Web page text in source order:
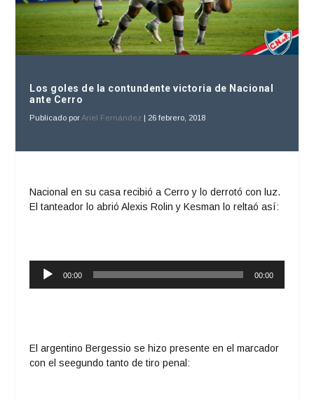
Los goles de la contundente victoria de Nacional
ante Cerro
Publicado porAriel Fernández | 26 febrero, 2018
Nacional en su casa recibió a Cerro y lo derrotó con luz.
El tanteador lo abrió Alexis Rolin y Kesman lo reltaó así:
Reproductor
00:00 00:00
El argentino Bergessio se hizo presente en el marcador
con el seegundo tanto de tiro penal: